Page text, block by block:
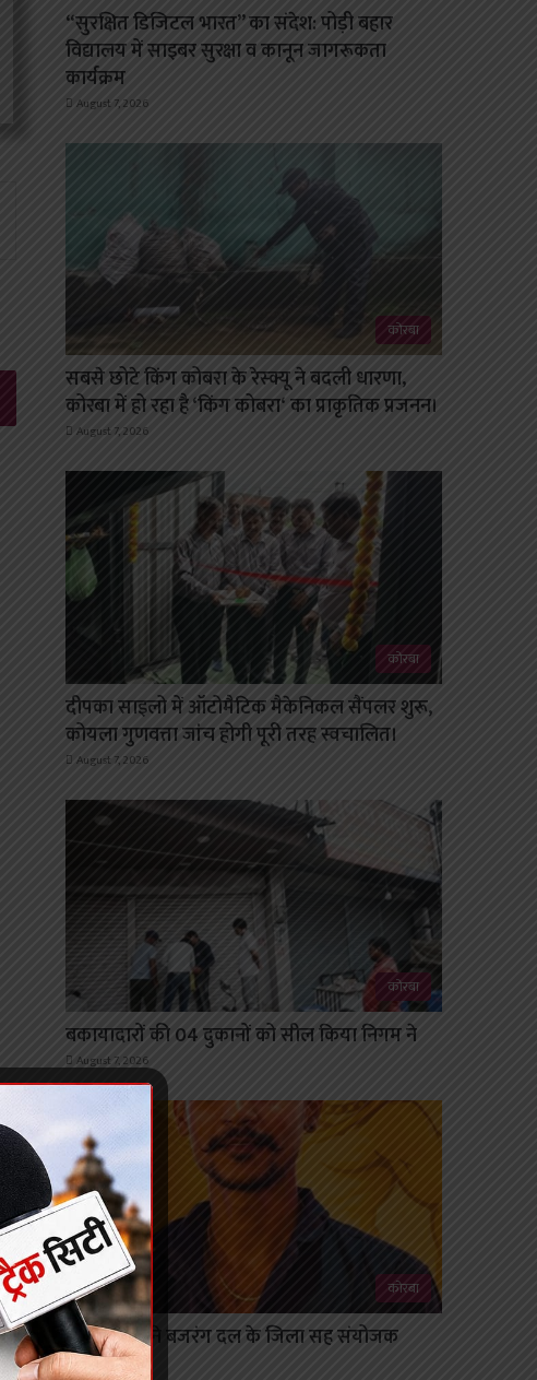
via Email
“सुरक्षित डिजिटल भारत” का संदेश: पोड़ी बहार
विद्यालय में साइबर सुरक्षा व कानून जागरूकता
कार्यक्रम
August 7, 2026
कोरबा
सबसे छोटे किंग कोबरा के रेस्क्यू ने बदली धारणा,
कोरबा में हो रहा है ‘किंग कोबरा‘ का प्राकृतिक प्रजनन।
August 7, 2026
कोरबा
दीपका साइलो में ऑटोमैटिक मैकेनिकल सैंपलर शुरू,
कोयला गुणवत्ता जांच होगी पूरी तरह स्वचालित।
August 7, 2026
कोरबा
बकायादारों की 04 दुकानों को सील किया निगम ने
August 7, 2026
कोरबा
पिंकू रंजन बने बजरंग दल के जिला सह संयोजक
August 7, 2026